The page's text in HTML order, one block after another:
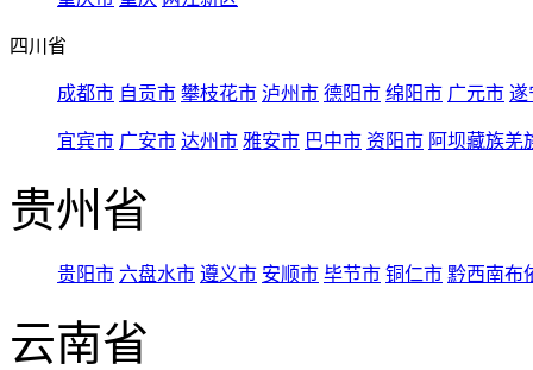
四川省
成都市 自贡市 攀枝花市 泸州市 德阳市 绵阳市 广元市 遂
宜宾市 广安市 达州市 雅安市 巴中市 资阳市 阿坝藏族羌
贵州省
贵阳市 六盘水市 遵义市 安顺市 毕节市 铜仁市 黔西南布
云南省